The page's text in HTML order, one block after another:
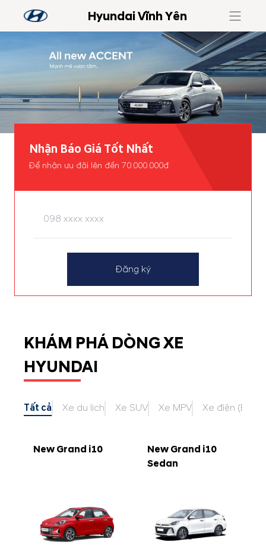
Hyundai Vĩnh Yên
Nhận Báo Giá Tốt Nhất
Để nhận ưu đãi lên đến 70.000.000đ
Đăng ký
KHÁM PHÁ DÒNG XE
HYUNDAI
Tất cả Xe du lịch Xe SUV Xe MPV Xe điện (EV)
New Grand i10
New Grand i10
Sedan